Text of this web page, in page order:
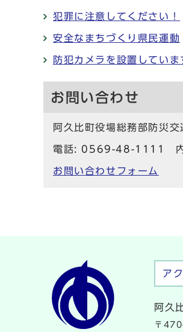
犯罪に注意してください！
安全なまちづくり県民運動
防犯カメラを設置していま
お問い合わせ
阿久比町役場総務部防災交
電話: 0569-48-1111
お問い合わせフォーム
ア
阿久
〒